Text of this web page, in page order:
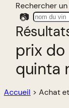
Rechercher
📷
prix
quinta
Accueil > Achat